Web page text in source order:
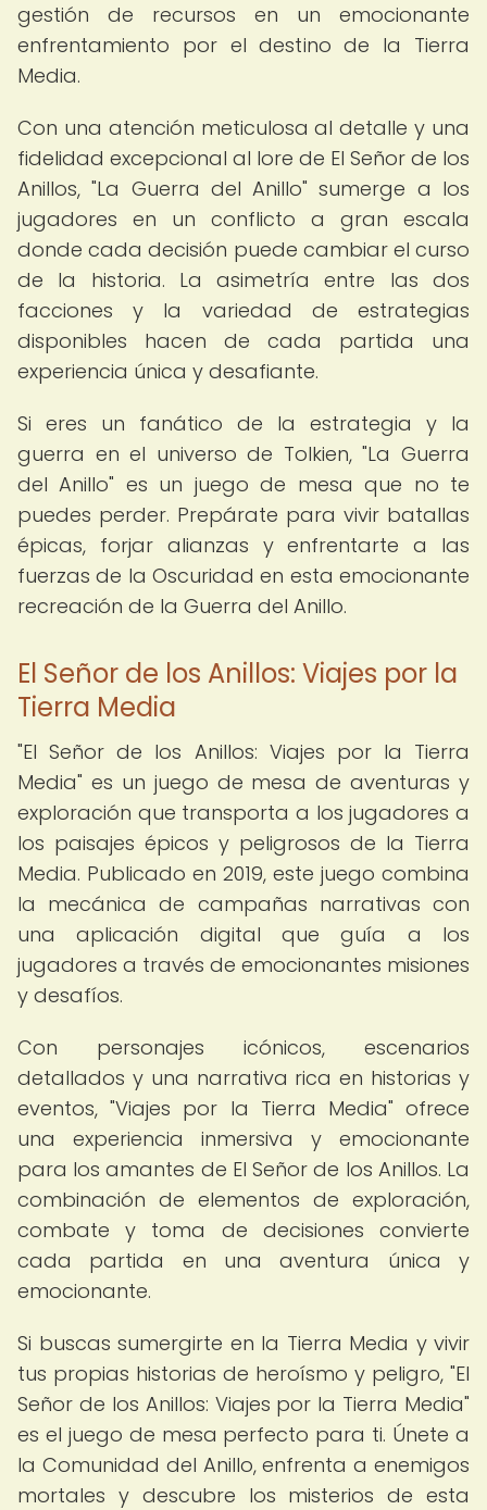
gestión de recursos en un emocionante
enfrentamiento por el destino de la Tierra
Media.
Con una atención meticulosa al detalle y una
fidelidad excepcional al lore de El Señor de los
Anillos, "La Guerra del Anillo" sumerge a los
jugadores en un conflicto a gran escala
donde cada decisión puede cambiar el curso
de la historia. La asimetría entre las dos
facciones y la variedad de estrategias
disponibles hacen de cada partida una
experiencia única y desafiante.
Si eres un fanático de la estrategia y la
guerra en el universo de Tolkien, "La Guerra
del Anillo" es un juego de mesa que no te
puedes perder. Prepárate para vivir batallas
épicas, forjar alianzas y enfrentarte a las
fuerzas de la Oscuridad en esta emocionante
recreación de la Guerra del Anillo.
El Señor de los Anillos: Viajes por la
Tierra Media
"El Señor de los Anillos: Viajes por la Tierra
Media" es un juego de mesa de aventuras y
exploración que transporta a los jugadores a
los paisajes épicos y peligrosos de la Tierra
Media. Publicado en 2019, este juego combina
la mecánica de campañas narrativas con
una aplicación digital que guía a los
jugadores a través de emocionantes misiones
y desafíos.
Con personajes icónicos, escenarios
detallados y una narrativa rica en historias y
eventos, "Viajes por la Tierra Media" ofrece
una experiencia inmersiva y emocionante
para los amantes de El Señor de los Anillos. La
combinación de elementos de exploración,
combate y toma de decisiones convierte
cada partida en una aventura única y
emocionante.
Si buscas sumergirte en la Tierra Media y vivir
tus propias historias de heroísmo y peligro, "El
Señor de los Anillos: Viajes por la Tierra Media"
es el juego de mesa perfecto para ti. Únete a
la Comunidad del Anillo, enfrenta a enemigos
mortales y descubre los misterios de esta